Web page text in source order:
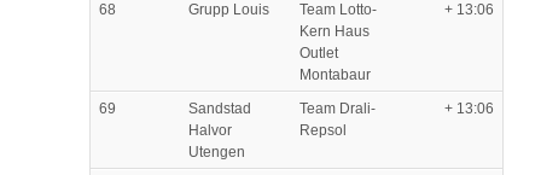
68 Grupp Louis
Team Lotto-
Kern Haus
Outlet
Montabaur
+ 13:06
69
Sandstad
Halvor
Utengen
Team Drali-
Repsol
+ 13:06